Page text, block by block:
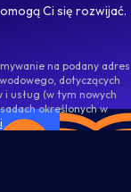
Ci się rozwijać.
na podany adres
dotyczących
usług (w tym nowych
określonych w
.